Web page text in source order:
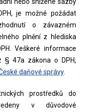
je možné požádat
o závazném
plnění z hlediska
Veškeré informace
§ 47a zákona o DPH,
daňové správy.
prostředků do
v důvodové